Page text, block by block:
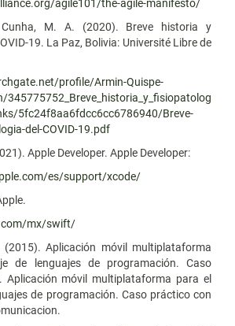
agile101/the-agile-manifesto/
M. A. (2020). Breve historia y
19. La Paz, Bolivia: Université Libre de
profile/Armin-Quispe-
345775752_Breve_historia_y_fisiopatolog
5fc24f8aa6fdcc6cc6786940/Breve-
del-COVID-19.pdf
Apple Developer. Apple Developer:
es/support/xcode/
mx/swift/
(2015). Aplicación móvil multiplataforma
de lenguajes de programación. Caso
Aplicación móvil multiplataforma para el
de programación. Caso práctico con